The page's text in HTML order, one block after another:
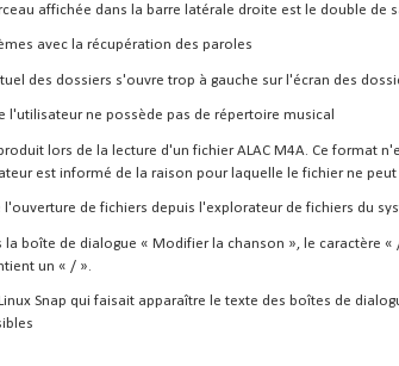
affichée dans la barre latérale droite est le double de
avec la récupération des paroles
des dossiers s'ouvre trop à gauche sur l'écran des
l'utilisateur ne possède pas de répertoire musical
lors de la lecture d'un fichier ALAC M4A. Ce format
est informé de la raison pour laquelle le fichier ne peut
l'ouverture de fichiers depuis l'explorateur de fichiers du
la boîte de dialogue « Modifier la chanson », le caractère
un « / ».
Snap qui faisait apparaître le texte des boîtes de